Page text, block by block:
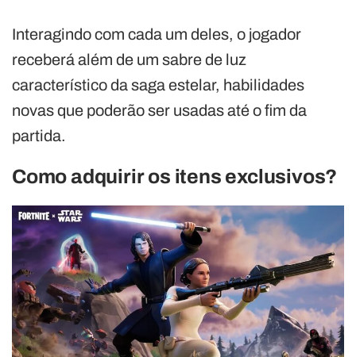
Interagindo com cada um deles, o jogador
receberá além de um sabre de luz
característico da saga estelar, habilidades
novas que poderão ser usadas até o fim da
partida.
Como adquirir os itens exclusivos?